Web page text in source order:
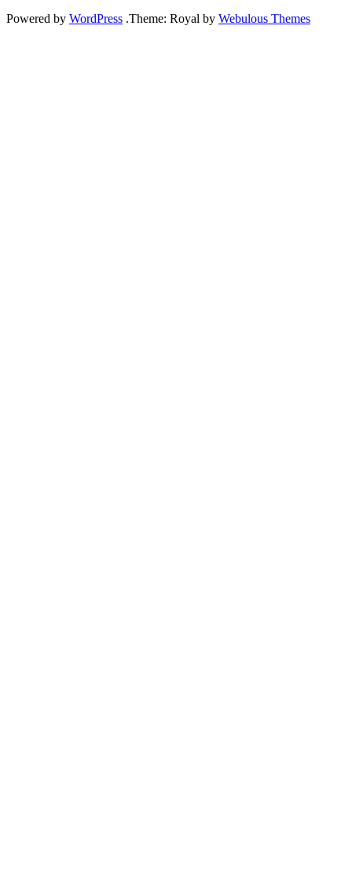
Powered by WordPress .Theme: Royal by Webulous Themes